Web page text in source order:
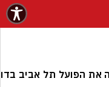
את הפועל תל אביב בדו